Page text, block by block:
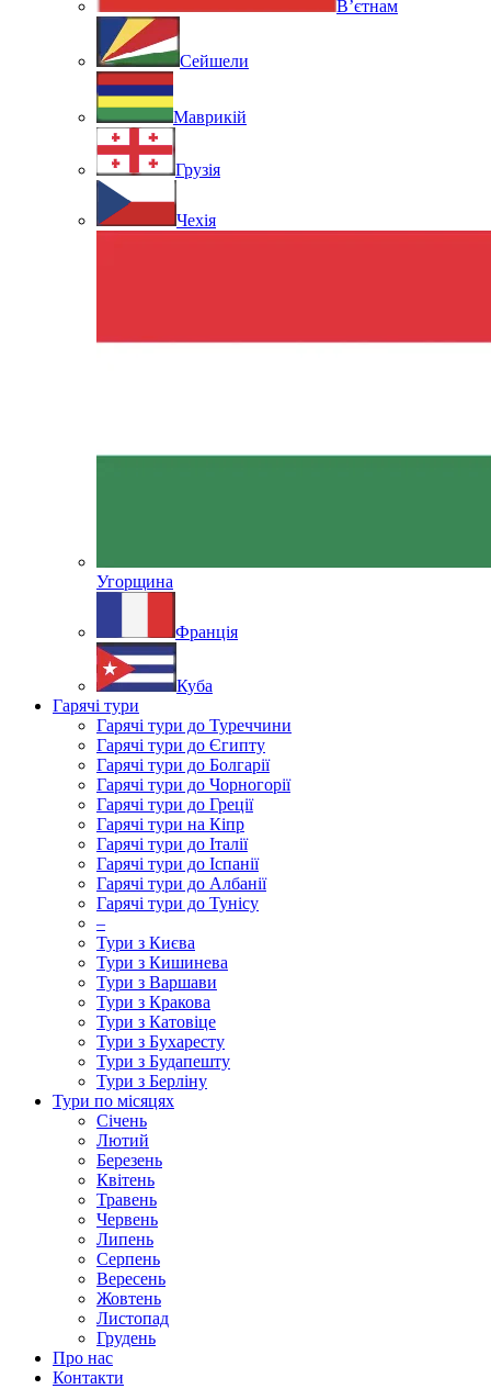
В’єтнам
Сейшели
Маврикій
Грузія
Чехія
Угорщина
Франція
Куба
Гарячі тури
Гарячі тури до Туреччини
Гарячі тури до Єгипту
Гарячі тури до Болгарії
Гарячі тури до Чорногорії
Гарячі тури до Греції
Гарячі тури на Кіпр
Гарячі тури до Італії
Гарячі тури до Іспанії
Гарячі тури до Албанії
Гарячі тури до Тунісу
–
Тури з Києва
Тури з Кишинева
Тури з Варшави
Тури з Кракова
Тури з Катовіце
Тури з Бухаресту
Тури з Будапешту
Тури з Берліну
Тури по місяцях
Січень
Лютий
Березень
Квітень
Травень
Червень
Липень
Серпень
Вересень
Жовтень
Листопад
Грудень
Про нас
Контакти